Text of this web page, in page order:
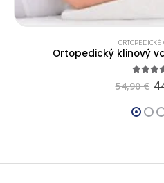
ORTOPEDICKÉ
Ortopedický klinový
54,90€